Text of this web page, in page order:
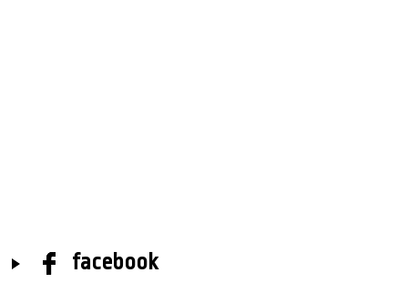
facebook